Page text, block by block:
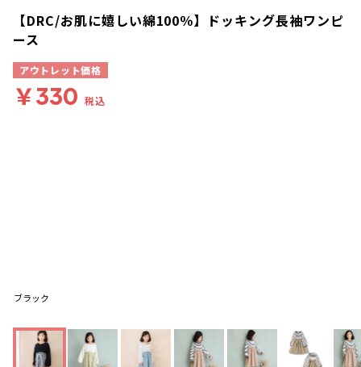
ブラック
【DRC/お肌に嬉しい綿100％】ドッキング長袖ワンピ
ース
アウトレット価格
￥330 税込